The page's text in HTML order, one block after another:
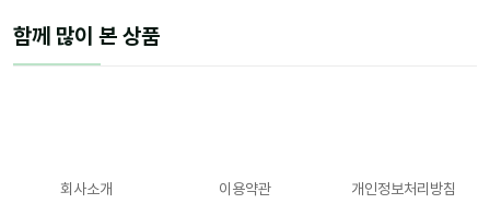
함께 많이 본 상품
회사소개 이용약관 개인정보처리방침